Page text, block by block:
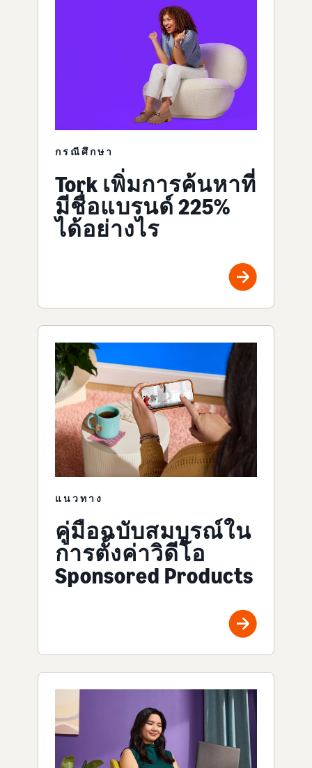
กรณีศึกษา
Tork เพิ่มการค้นหาที่
มีชื่อแบรนด์ 225%
ได้อย่างไร
แนวทาง
คู่มือฉบับสมบูรณ์ใน
การตั้งค่าวิดีโอ
Sponsored Products